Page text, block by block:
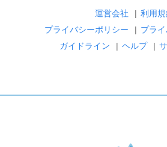
運営会社 | 利用規
プライバシーポリシー
| プラ
ガイドライン
| ヘルプ |